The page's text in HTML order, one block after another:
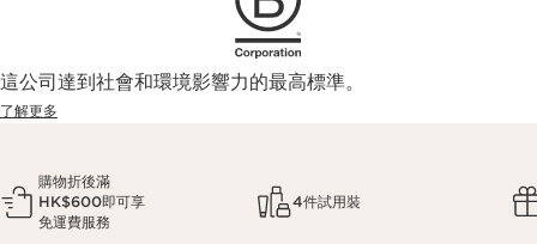
這公司達到社會和環境影響力的最高標準。
了解更多
購物折後滿
HK$600即可享
免運費服務
4件試用裝